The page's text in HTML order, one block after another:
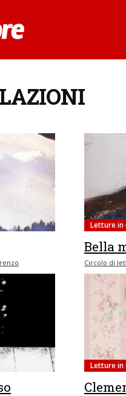
Letture in
Bella
Circolo di
Letture in